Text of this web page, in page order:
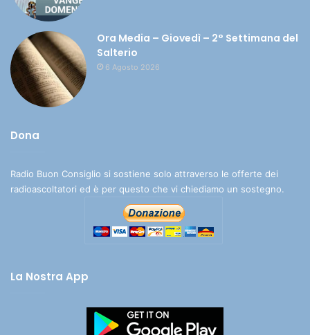
Ora Media – Giovedì – 2° Settimana del
Salterio
6 Agosto 2026
Dona
Radio Buon Consiglio si sostiene solo attraverso le offerte dei
radioascoltatori ed è per questo che vi chiediamo un sostegno.
La Nostra App